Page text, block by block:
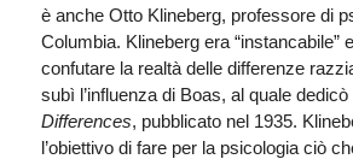
è anche Otto Klineberg, professore di
Columbia. Klineberg era “instancabile”
confutare la realtà delle differenze
subì l’influenza di Boas, al quale
Differences, pubblicato nel 1935.
l’obiettivo di fare per la psicologia ciò